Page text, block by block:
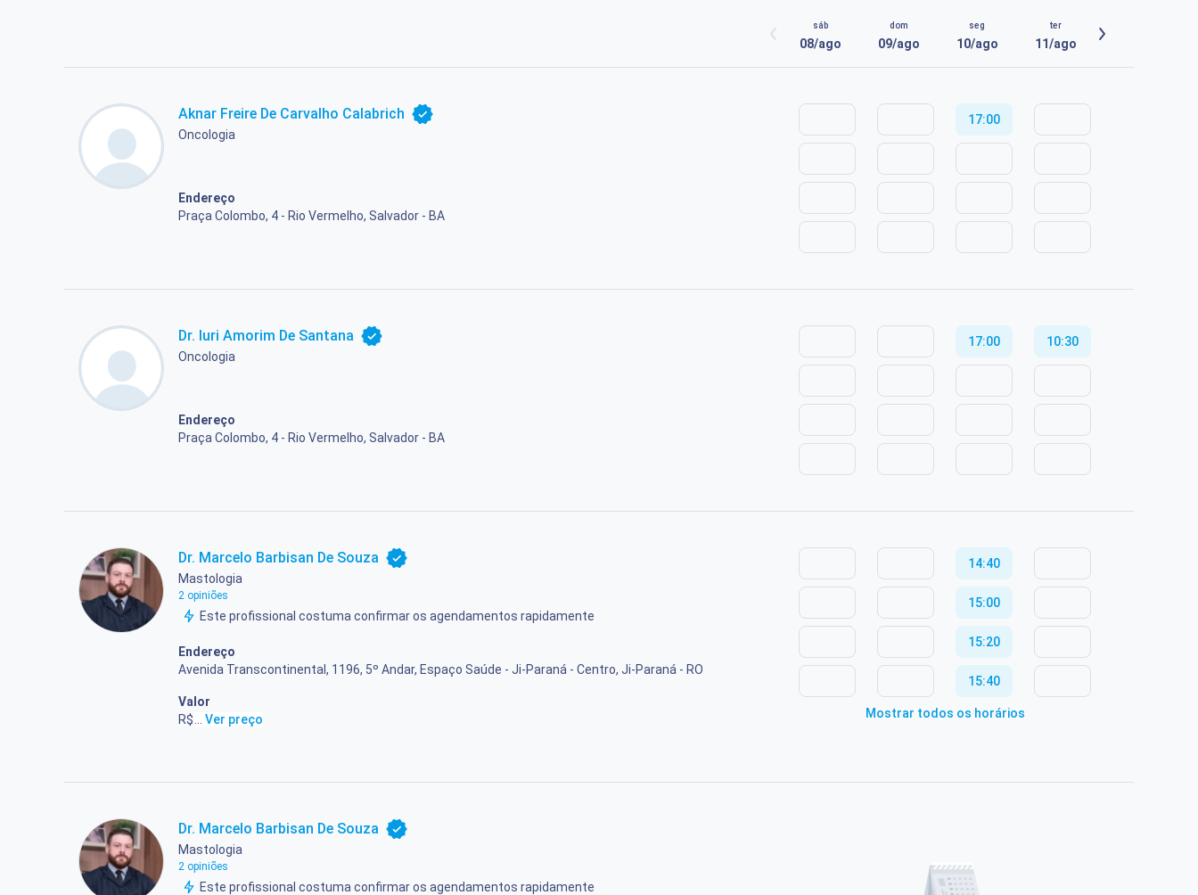
sáb
08/ago
dom
09/ago
seg
10/ago
ter
11/ago
Aknar Freire De Carvalho Calabrich
Oncologia
Endereço
Praça Colombo, 4 - Rio Vermelho, Salvador - BA
17:00
Dr. Iuri Amorim De Santana
Oncologia
Endereço
Praça Colombo, 4 - Rio Vermelho, Salvador - BA
17:00 10:30
Dr. Marcelo Barbisan De Souza
Mastologia
2 opiniões
Este profissional costuma confirmar os agendamentos rapidamente
Endereço
Avenida Transcontinental, 1196, 5º Andar, Espaço Saúde - Ji-Paraná - Centro, Ji-Paraná - RO
Valor
R$ 600,00
Ver preço
14:40
15:00
15:20
15:40
16:00
17:20
Mostrar todos os horários
Dr. Marcelo Barbisan De Souza
Mastologia
2 opiniões
Este profissional costuma confirmar os agendamentos rapidamente